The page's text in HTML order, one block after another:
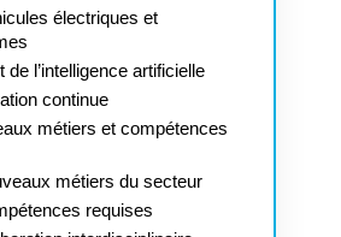
électriques et
de l’intelligence artificielle
continue
métiers et compétences
métiers du secteur
requises